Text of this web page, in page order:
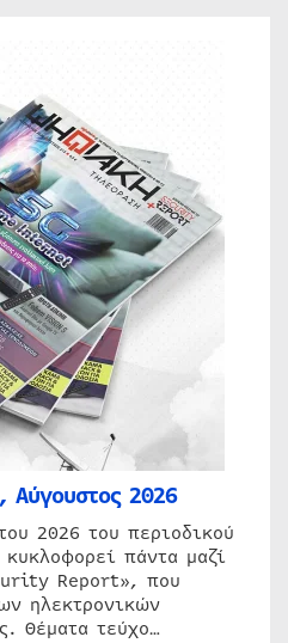
Αύγουστος 2026
2026 του περιοδικού
πάντα μαζί
Report», που
ηλεκτρονικών
Θέματα τεύχο…